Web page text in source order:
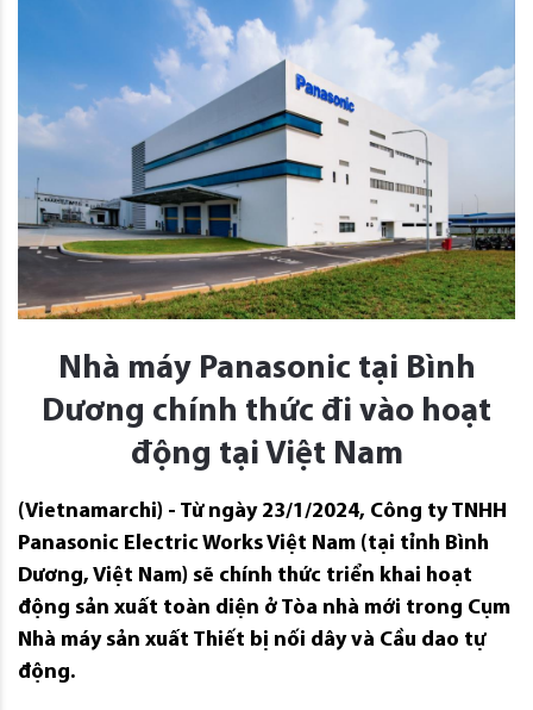
Nhà máy Panasonic tại Bình
Dương chính thức đi vào hoạt
động tại Việt Nam
(Vietnamarchi) - Từ ngày 23/1/2024, Công ty TNHH
Panasonic Electric Works Việt Nam (tại tỉnh Bình
Dương, Việt Nam) sẽ chính thức triển khai hoạt
động sản xuất toàn diện ở Tòa nhà mới trong Cụm
Nhà máy sản xuất Thiết bị nối dây và Cầu dao tự
động.